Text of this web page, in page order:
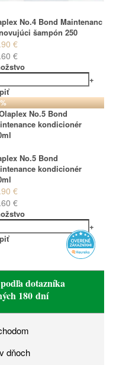
No.4 Bond Maintenanc
šampón 250
€
€
+
No.5 Bond
kondicionér
€
€
+
dotazníka
180 dní
dňoch